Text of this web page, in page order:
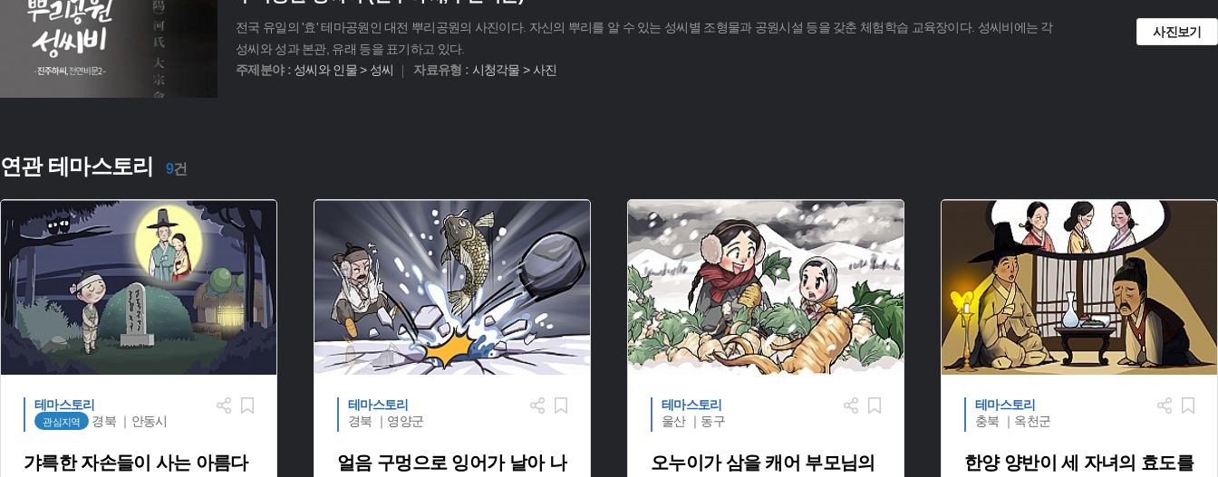
전국 유일의 '효' 테마공원인 대전 뿌리공원의 사진이다. 자신의 뿌리를 알 수 있는 성씨별 조형물과 공원시설 등을 갖춘 체험학습 교육장이다. 성씨비에는 각
성씨와 성과 본관, 유래 등을 표기하고 있다.
주제분야 :성씨와 인물 > 성씨 자료유형 : 시청각물 > 사진
사진보기
연관 테마스토리 9건
테마스토리
관심지역 경북 ｜안동시
갸륵한 자손들이 사는 아름다
테마스토리
경북 ｜영양군
얼음 구멍으로 잉어가 날아 나
테마스토리
울산 ｜동구
오누이가 삼을 캐어 부모님의
테마스토리
충북 ｜옥천군
한양 양반이 세 자녀의 효도를